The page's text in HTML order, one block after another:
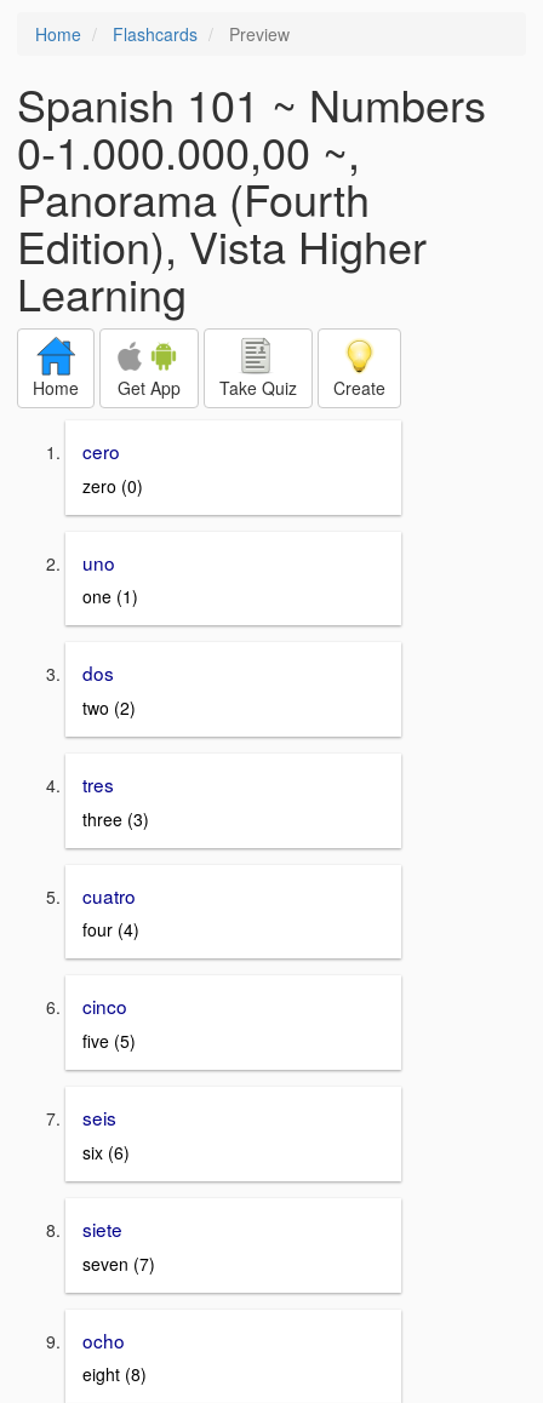
Home Flashcards Preview
Spanish 101 ~ Numbers
0-1.000.000,00 ~,
Panorama (Fourth
Edition), Vista Higher
Learning
Home Get App Take Quiz Create
cero
zero (0)
uno
one (1)
dos
two (2)
tres
three (3)
cuatro
four (4)
cinco
five (5)
seis
six (6)
siete
seven (7)
ocho
eight (8)